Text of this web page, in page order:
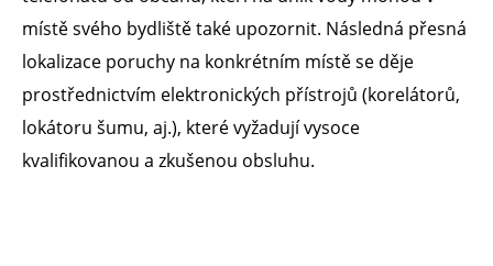
místě svého bydliště také upozornit. Následná přesná
lokalizace poruchy na konkrétním místě se děje
prostřednictvím elektronických přístrojů (korelátorů,
lokátoru šumu, aj.), které vyžadují vysoce
kvalifikovanou a zkušenou obsluhu.